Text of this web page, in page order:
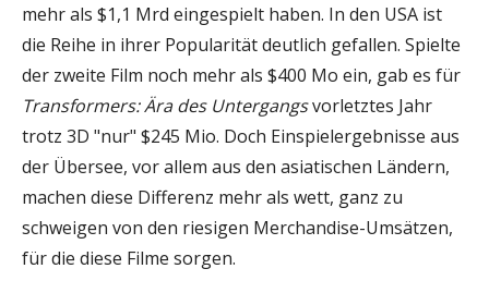
mehr als $1,1 Mrd eingespielt haben. In den USA ist
die Reihe in ihrer Popularität deutlich gefallen. Spielte
der zweite Film noch mehr als $400 Mo ein, gab es für
Transformers: Ära des Untergangsvorletztes Jahr
trotz 3D "nur" $245 Mio. Doch Einspielergebnisse aus
der Übersee, vor allem aus den asiatischen Ländern,
machen diese Differenz mehr als wett, ganz zu
schweigen von den riesigen Merchandise-Umsätzen,
für die diese Filme sorgen.